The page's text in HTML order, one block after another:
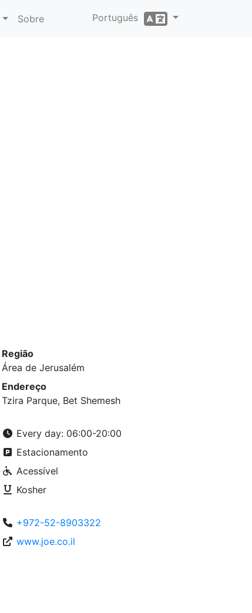
Sobre Português
Região
Área de Jerusalém
Endereço
Tzira Parque, Bet Shemesh
Every day: 06:00-20:00
Estacionamento
Acessível
Kosher
+972-52-8903322
www.joe.co.il